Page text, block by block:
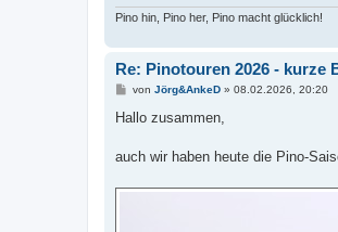
Pino hin, Pino her, Pino macht glücklich!
Re: Pinotouren 2026 - kurze
B
i
a
von Jörg&AnkeD» 08.02.2026, 20:20
Hallo zusammen,
auch wir haben heute die Pino-